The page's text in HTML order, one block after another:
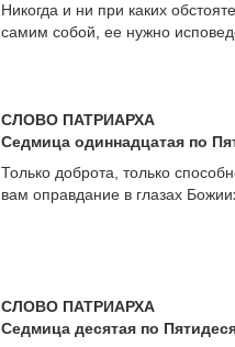
Никогда и ни при каких
самим собой, ее нужно
СЛОВО ПАТРИАРХА
Седмица одиннадцатая по
Только доброта, только
вам оправдание в глазах
СЛОВО ПАТРИАРХА
Седмица десятая по